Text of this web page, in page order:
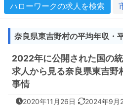
ハローワークの求人を検索
奈良県東吉野村の平均年収・
2022年に公開された国の
求人から見る奈良県東吉野
事情
2020年11月26日 2024年9月